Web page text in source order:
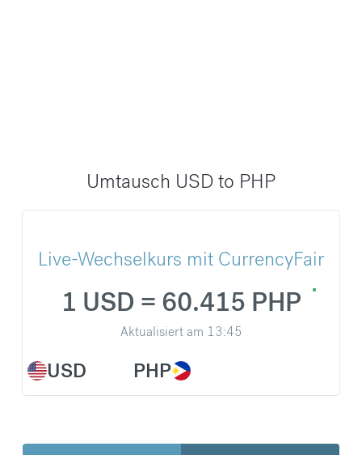
Umtausch USD to PHP
Live-Wechselkurs mit CurrencyFair
USD
1 USD = 60.415 PHP
Aktualisiert am 13:45
PHP